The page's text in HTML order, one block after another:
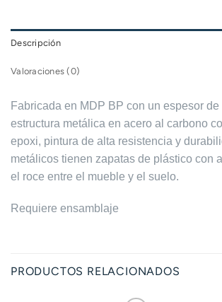
Descripción
Valoraciones (0)
Fabricada en MDP BP con un espesor de
estructura metálica en acero al carbono
epoxi, pintura de alta resistencia y
metálicos tienen zapatas de plástico con
el roce entre el mueble y el suelo.
Requiere ensamblaje
PRODUCTOS RELACIONADOS